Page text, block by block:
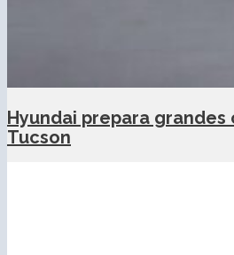
Hyundai prepara grandes
Tucson